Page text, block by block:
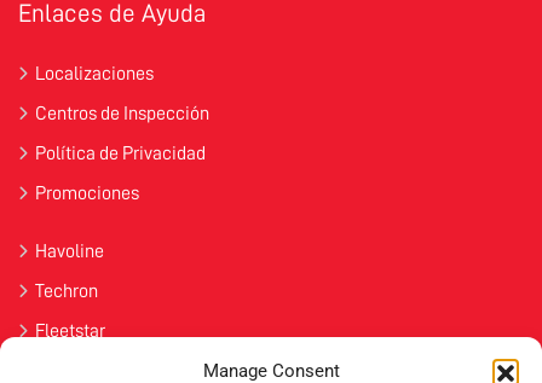
Manage Consent
Enlaces de Ayuda
Localizaciones
Centros de Inspección
Política de Privacidad
Promociones
Havoline
Techron
Fleetstar